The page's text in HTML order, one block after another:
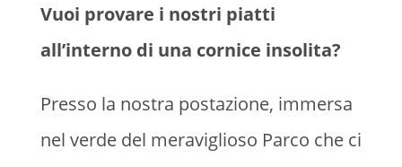
Vuoi provare i nostri piatti
all’interno di una cornice insolita?
Presso la nostra postazione, immersa
nel verde del meraviglioso Parco che ci